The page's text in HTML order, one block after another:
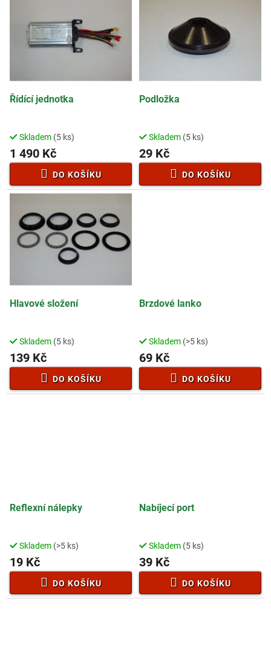
ů
o
d
ů
Řídící jednotka
Skladem (5 ks)
1 490 Kč
DO KOŠÍKU
Podložka
Skladem (5 ks)
29 Kč
DO KOŠÍKU
Hlavové složení
Skladem (5 ks)
139 Kč
DO KOŠÍKU
Brzdové lanko
Skladem (>5 ks)
69 Kč
DO KOŠÍKU
Reflexní nálepky
Skladem (>5 ks)
19 Kč
DO KOŠÍKU
Nabíjecí port
Skladem (5 ks)
39 Kč
DO KOŠÍKU